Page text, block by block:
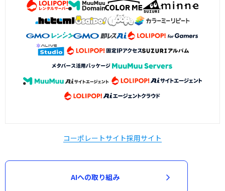
コーポレートサイト採用サイト
AIへの取り組み